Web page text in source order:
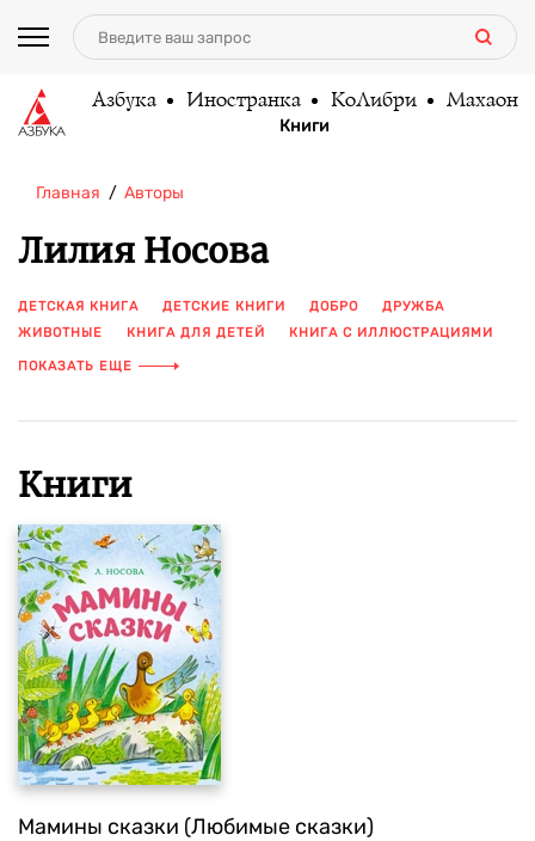
Азбука Иностранка КоЛибри Махаон
Книги
Главная Авторы
Лилия Носова
ДЕТСКАЯ КНИГА ДЕТСКИЕ КНИГИ ДОБРО
ДРУЖБА
ЖИВОТНЫЕ
КНИГА ДЛЯ ДЕТЕЙ
КНИГА С ИЛЛЮСТРАЦИЯМИ
РАССКАЗЫ ДЛЯ ДЕТЕЙ
ПОКАЗАТЬ ЕЩЕ
Книги
Мамины сказки (Любимые сказки)